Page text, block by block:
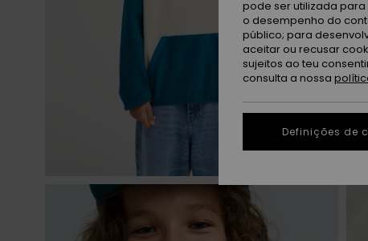
pode ser utilizada
o desempenho do
público; para
aceitar ou recusar
sujeitos ao teu
consulta a nossa
Definições de